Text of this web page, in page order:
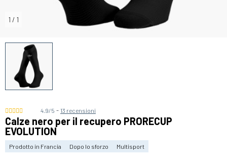
1 / 1
4.9/5 - 13 recensioni
Calze nero per il recupero PRORECUP
EVOLUTION
Prodotto in Francia Dopo lo sforzo Multisport